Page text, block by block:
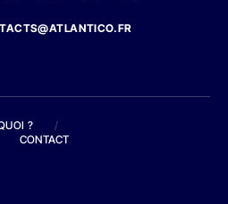
?
/
CONTACT